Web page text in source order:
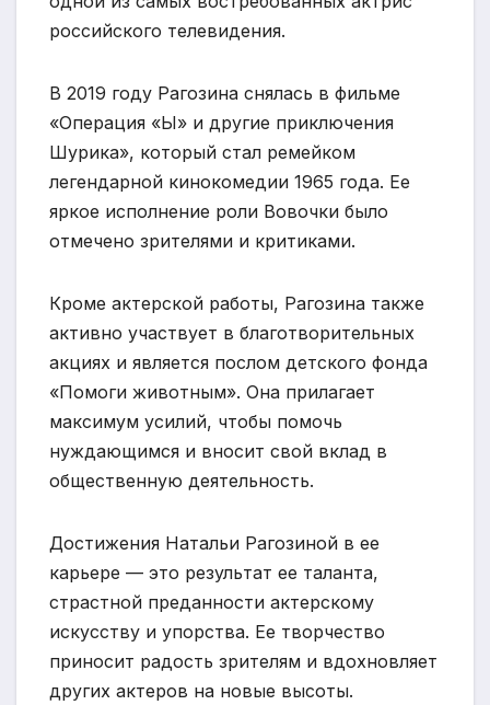
российского телевидения.
В 2019 году Рагозина снялась в фильме
«Операция «Ы» и другие приключения
Шурика», который стал ремейком
легендарной кинокомедии 1965 года. Ее
яркое исполнение роли Вовочки было
отмечено зрителями и критиками.
Кроме актерской работы, Рагозина также
активно участвует в благотворительных
акциях и является послом детского фонда
«Помоги животным». Она прилагает
максимум усилий, чтобы помочь
нуждающимся и вносит свой вклад в
общественную деятельность.
Достижения Натальи Рагозиной в ее
карьере — это результат ее таланта,
страстной преданности актерскому
искусству и упорства. Ее творчество
приносит радость зрителям и вдохновляет
других актеров на новые высоты.